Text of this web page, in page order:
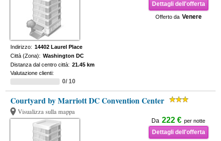
Dettagli dell'offerta
Offerto da Venere
Indirizzo: 14402 Laurel Place
Città (Zona): Washington DC
Distanza dal centro città: 21.45 km
Valutazione clienti:
0/ 10
Courtyard by Marriott DC Convention Center
Visualizza sulla mappa
Da 222 € per notte
Dettagli dell'offerta